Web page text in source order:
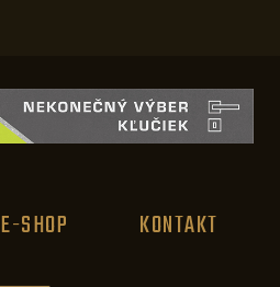
E-SHOP KONTAKT